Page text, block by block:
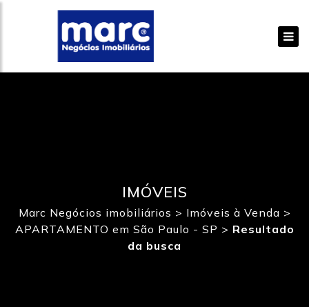
IMÓVEIS
Marc Negócios imobiliários > Imóveis à Venda >
APARTAMENTO em São Paulo - SP > Resultado
da busca